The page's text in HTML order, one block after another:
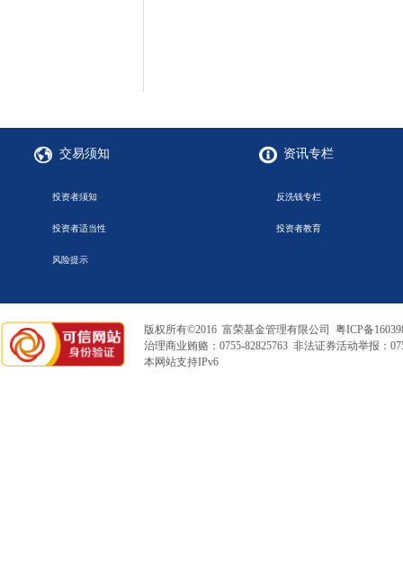
交易须知
投资者须知
投资者适当性
风险提示
资讯专栏
反洗钱专栏
投资者教育
版权所有©2016 富荣基金管理有限公司 粤ICP备
治理商业贿赂：0755-82825763 非法证券活动举报：
本网站支持IPv6